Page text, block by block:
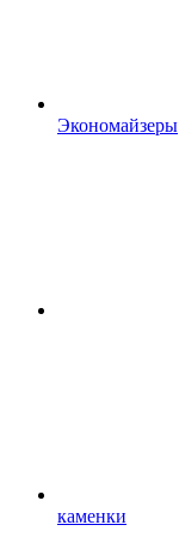
Экономайзеры
каменки